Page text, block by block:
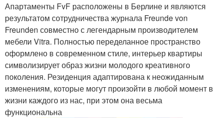
Апартаменты FvF расположены в Берлине и являются
результатом сотрудничества журнала Freunde von
Freunden совместно с легендарным производителем
мебели Vitra. Полностью переделанное пространство
оформлено в современном стиле, интерьер квартиры
символизирует образ жизни молодого креативного
поколения. Резиденция адаптирована к неожиданным
изменениям, которые могут произойти в любой момент в
жизни каждого из нас, при этом она весьма
функциональна